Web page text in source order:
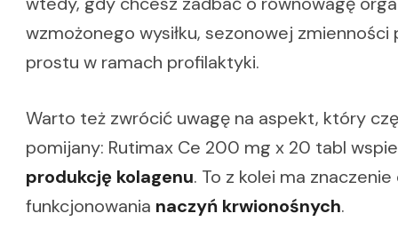
wzmożonego wysiłku, sezonowej
prostu w ramach profilaktyki.
Warto też zwrócić uwagę na aspekt, który
pomijany: Rutimax Ce 200 mg x 20 tabl
produkcję kolagenu. To z kolei ma
funkcjonowania naczyń krwionośnych.